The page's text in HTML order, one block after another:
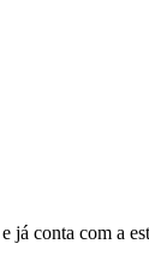
já conta com a